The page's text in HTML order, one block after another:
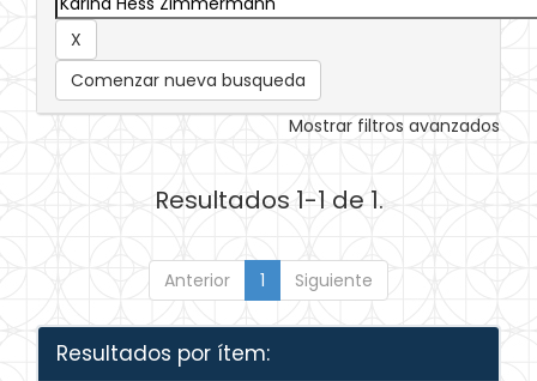
Comenzar nueva busqueda
Mostrar filtros avanzados
Resultados 1-1 de 1.
Anterior 1 Siguiente
Resultados por ítem: